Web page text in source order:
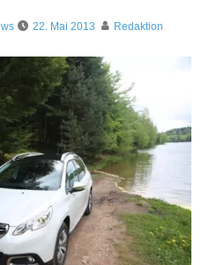
22. Mai 2013 Redaktion